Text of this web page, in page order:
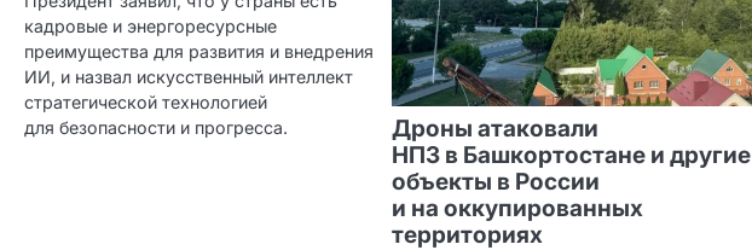
кадровые и энергоресурсные
преимущества для развития и внедрения
ИИ, и назвал искусственный интеллект
стратегической технологией
для безопасности и прогресса.
Дроны атаковали
НПЗ в Башкортостане и другие
объекты в России
и на оккупированных
территориях